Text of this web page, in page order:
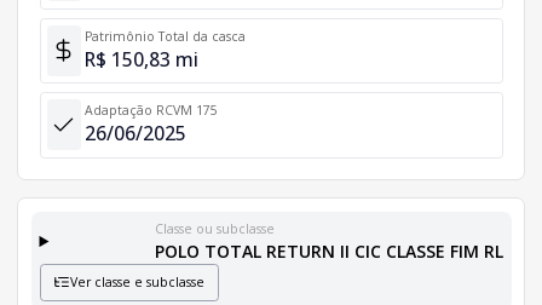
Patrimônio Total da casca
R$ 150,83 mi
Adaptação RCVM 175
26/06/2025
Classes e Subclasses do Fundo
Classe ou subclasse
POLO TOTAL RETURN II CIC CLASSE FIM RL
Ver classe e subclasse